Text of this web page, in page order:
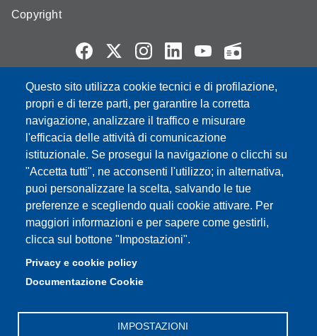
Questo sito utilizza cookie tecnici e di profilazione,
propri e di terze parti, per garantire la corretta
navigazione, analizzare il traffico e misurare
l'efficacia delle attività di comunicazione
istituzionale. Se prosegui la navigazione o clicchi su
"Accetta tutti", ne acconsenti l'utilizzo; in alternativa,
puoi personalizzare la scelta, salvando le tue
preferenze e scegliendo quali cookie attivare. Per
maggiori informazioni e per sapere come gestirli,
clicca sul bottone "Impostazioni".
Privacy e cookie policy
Documentazione Cookie
IMPOSTAZIONI
Copyright
Partita IVA: 00427620364
e-mail: urp@unimore.it
PEC: primo contatto: urp@pec.unimore.it
Indirizzo ReGIndE per notifica Atti Processuali:
direzionelegale@pec.unimore.it
Sede di Modena: Via Università 4, 41121 Modena, Tel. 059
2056511 - Fax 059 245156
Sede di Reggio Emilia: Viale A. Allegri 9, 42121 Reggio
Emilia, Tel. 0522 523041 - Fax 0522 523045